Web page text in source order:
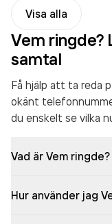
Visa alla
Vem ringde?
samtal
Få hjälp att ta reda
okänt
du enskelt se vilka
Vad är Vem ringde?
Hur använder jag